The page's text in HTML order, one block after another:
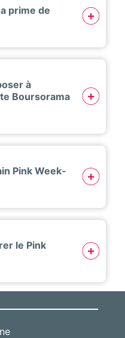
prime de
à
Boursorama
Pink Week-
le Pink